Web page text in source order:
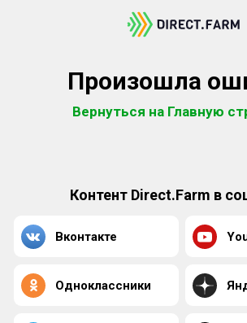
Произошла
Вернуться на Главную
Контент Direct.Farm в
Вконтакте
Одноклассники